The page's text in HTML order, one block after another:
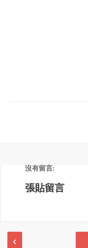
沒有留言:
張貼留言
‹